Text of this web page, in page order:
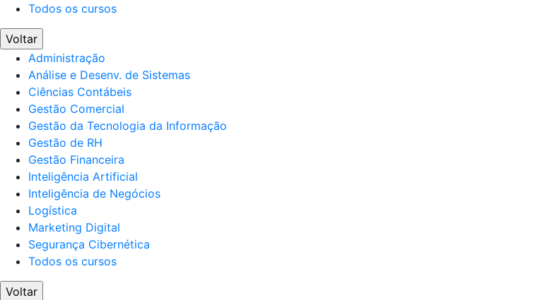
Todos os cursos
Voltar
Administração
Análise e Desenv. de Sistemas
Ciências Contábeis
Gestão Comercial
Gestão da Tecnologia da Informação
Gestão de RH
Gestão Financeira
Inteligência Artificial
Inteligência de Negócios
Logística
Marketing Digital
Segurança Cibernética
Todos os cursos
Voltar